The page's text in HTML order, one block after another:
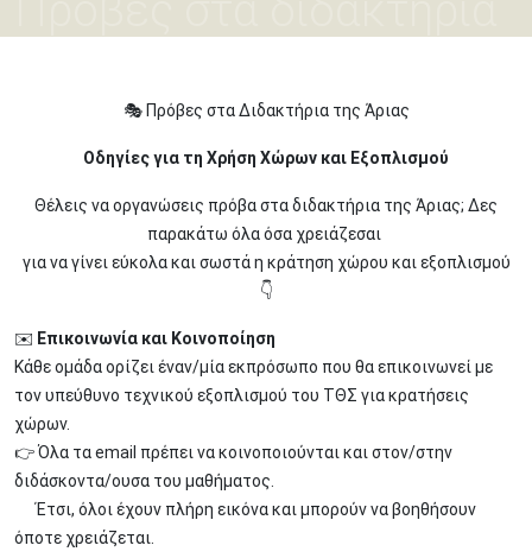
🎭 Πρόβες στα Διδακτήρια της Άριας
Οδηγίες για τη Χρήση Χώρων και Εξοπλισμού
Θέλεις να οργανώσεις πρόβα στα διδακτήρια της Άριας; Δες
παρακάτω όλα όσα χρειάζεσαι
για να γίνει εύκολα και σωστά η κράτηση χώρου και εξοπλισμού
👇
✉️ Επικοινωνία και Κοινοποίηση
Κάθε ομάδα ορίζει έναν/μία εκπρόσωπο που θα επικοινωνεί με
τον υπεύθυνο τεχνικού εξοπλισμού του ΤΘΣ για κρατήσεις
χώρων.
👉 Όλα τα email πρέπει να κοινοποιούνται και στον/στην
διδάσκοντα/ουσα του μαθήματος.
Έτσι, όλοι έχουν πλήρη εικόνα και μπορούν να βοηθήσουν
όποτε χρειάζεται.